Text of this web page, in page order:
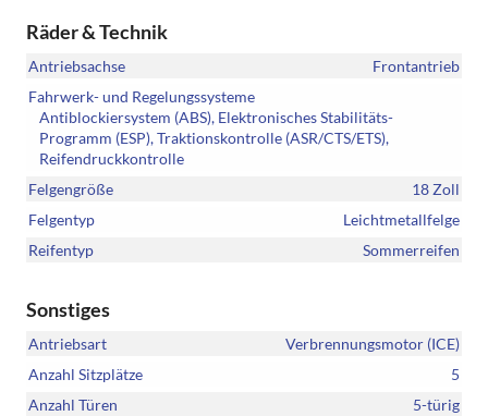
Räder & Technik
Antriebsachse
Frontantrieb
Fahrwerk- und Regelungssysteme
Antiblockiersystem (ABS), Elektronisches Stabilitäts-
Programm (ESP), Traktionskontrolle (ASR/CTS/ETS),
Reifendruckkontrolle
Felgengröße
18 Zoll
Felgentyp
Leichtmetallfelge
Reifentyp
Sommerreifen
Sonstiges
Antriebsart
Verbrennungsmotor (ICE)
Anzahl Sitzplätze
5
Anzahl Türen
5-türig